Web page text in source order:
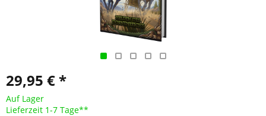
29,95 € *
Auf Lager
Lieferzeit 1-7 Tage**